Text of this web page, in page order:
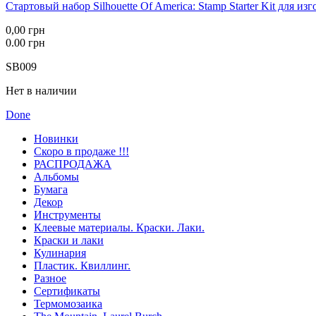
Стартовый набор Silhouette Of America: Stamp Starter Kit для
0,00 грн
0.00 грн
SB009
Нет в наличии
Done
Новинки
Скоро в продаже !!!
РАСПРОДАЖА
Альбомы
Бумага
Декор
Инструменты
Клеевые материалы. Краски. Лаки.
Краски и лаки
Кулинария
Пластик. Квиллинг.
Разное
Сертификаты
Термомозаика